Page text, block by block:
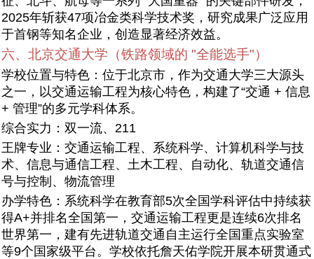
2025年斩获47项冶金类科学技术奖，研究成果广泛应用
于首钢等知名企业，创造显著经济效益。
六、北京交通大学（铁路领域的 "全能选手"）
学校位置与特色：位于北京市，作为交通大学三大源头
之一，以交通运输工程为核心特色，构建了“交通 + 信息
+ 管理”的多元学科体系。
综合实力：双一流、211
王牌专业：交通运输工程、系统科学、计算机科学与技
术、信息与通信工程、土木工程、自动化、轨道交通信
号与控制、物流管理
办学特色：系统科学在教育部5次全国学科评估中持续获
得A+并排名全国第一，交通运输工程更是连续6次排名
世界第一，建有先进轨道交通自主运行全国重点实验室
等9个国家级平台。学校依托詹天佑学院开展本研贯通式